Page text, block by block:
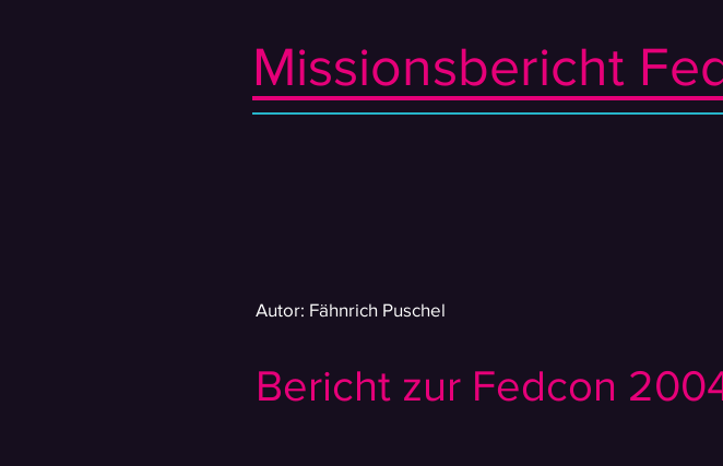
Missionsbericht
Autor: Fähnrich Puschel
Bericht zur Fedcon